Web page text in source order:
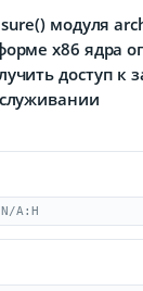
модуля
x86 ядра
доступ к
A:H